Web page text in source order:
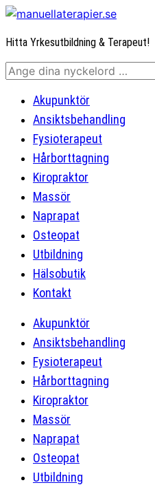
Hitta Yrkesutbildning & Terapeut!
Akupunktör
Ansiktsbehandling
Fysioterapeut
Hårborttagning
Kiropraktor
Massör
Naprapat
Osteopat
Utbildning
Hälsobutik
Kontakt
Akupunktör
Ansiktsbehandling
Fysioterapeut
Hårborttagning
Kiropraktor
Massör
Naprapat
Osteopat
Utbildning